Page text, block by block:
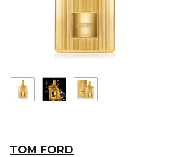
TOM FORD